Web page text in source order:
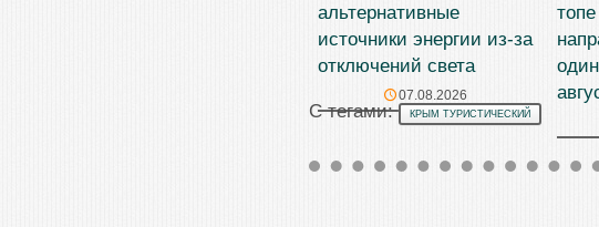
альтернативные
источники энергии из-за
отключений света
07.08.2026
С тегами: КРЫМ ТУРИСТИЧЕСКИЙ